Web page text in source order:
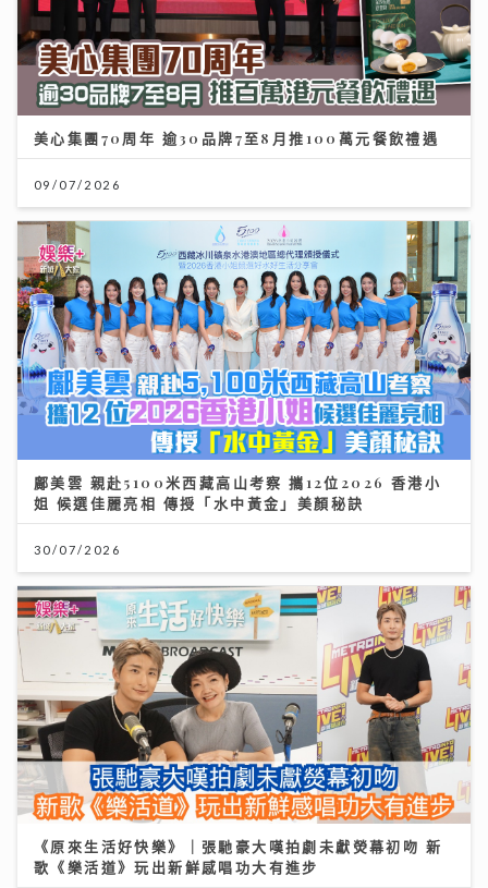
美心集團70周年 逾30品牌7至8月推100萬元餐飲禮遇
09/07/2026
鄺美雲 親赴5100米西藏高山考察 攜12位2026 香港小
姐 候選佳麗亮相 傳授「水中黃金」美顏秘訣
30/07/2026
《原來生活好快樂》｜張馳豪大嘆拍劇未獻熒幕初吻 新
歌《樂活道》玩出新鮮感唱功大有進步